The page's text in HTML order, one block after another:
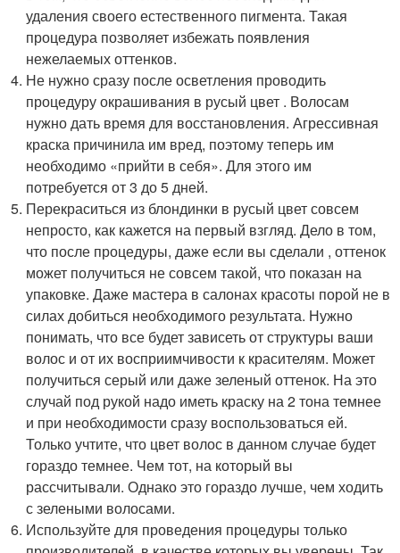
удаления своего естественного пигмента. Такая
процедура позволяет избежать появления
нежелаемых оттенков.
Не нужно сразу после осветления проводить
процедуру окрашивания в русый цвет . Волосам
нужно дать время для восстановления. Агрессивная
краска причинила им вред, поэтому теперь им
необходимо «прийти в себя». Для этого им
потребуется от 3 до 5 дней.
Перекраситься из блондинки в русый цвет совсем
непросто, как кажется на первый взгляд. Дело в том,
что после процедуры, даже если вы сделали , оттенок
может получиться не совсем такой, что показан на
упаковке. Даже мастера в салонах красоты порой не в
силах добиться необходимого результата. Нужно
понимать, что все будет зависеть от структуры ваши
волос и от их восприимчивости к красителям. Может
получиться серый или даже зеленый оттенок. На это
случай под рукой надо иметь краску на 2 тона темнее
и при необходимости сразу воспользоваться ей.
Только учтите, что цвет волос в данном случае будет
гораздо темнее. Чем тот, на который вы
рассчитывали. Однако это гораздо лучше, чем ходить
с зелеными волосами.
Используйте для проведения процедуры только